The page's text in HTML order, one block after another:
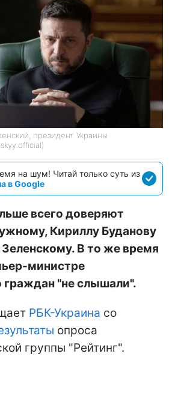
президент Украины
на шум! Читай только суть из
в Google
всего доверяют
Кириллу Буданову
В то же время
министре
граждан "не слышали".
РБК-Украина со
опроса
группы "Рейтинг".